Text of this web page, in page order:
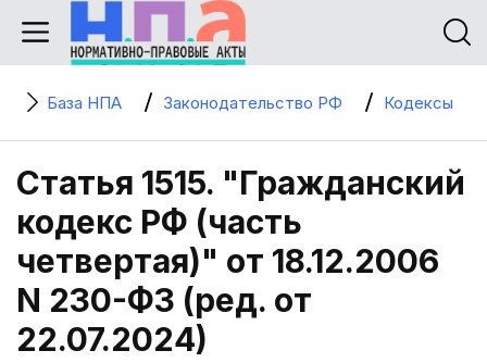
База НПА Законодательство РФ Кодексы
Статья 1515. "Гражданский
кодекс РФ (часть
четвертая)" от 18.12.2006
N 230-ФЗ (ред. от
22.07.2024)